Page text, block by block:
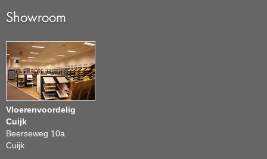
Showroom
Vloerenvoordelig
Cuijk
Beerseweg 10a
Cuijk